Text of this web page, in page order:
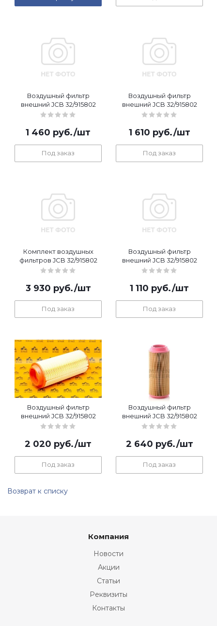
Воздушный фильтр
внешний JCB 32/915802
1 460 руб./шт
Под заказ
Воздушный фильтр
внешний JCB 32/915802
1 610 руб./шт
Под заказ
Комплект воздушных
фильтров JCB 32/915802
3 930 руб./шт
Под заказ
Воздушный фильтр
внешний JCB 32/915802
1 110 руб./шт
Под заказ
Воздушный фильтр
внешний JCB 32/915802
2 020 руб./шт
Под заказ
Воздушный фильтр
внешний JCB 32/915802
2 640 руб./шт
Под заказ
Возврат к списку
Компания
Новости
Акции
Статьи
Реквизиты
Контакты